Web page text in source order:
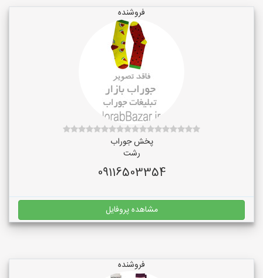
فروشنده
پخش جوراب
رشت
09116503354
مشاهده پروفایل
فروشنده